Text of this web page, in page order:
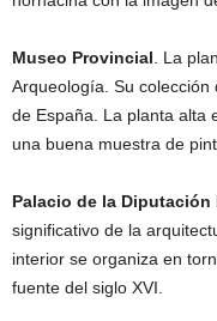
Museo Provincial . La
Arqueología. Su
de España. La planta alta
una buena muestra de
Palacio de la Diputación
significativo de la
interior se organiza en
fuente del siglo XVI.